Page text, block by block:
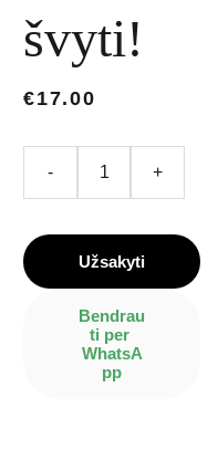
švyti!
€17.00
- +
Užsakyti
Bendrau
ti per
WhatsA
pp